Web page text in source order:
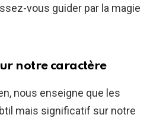
vous guider par la magie
notre caractère
nous enseigne que les
mais significatif sur notre